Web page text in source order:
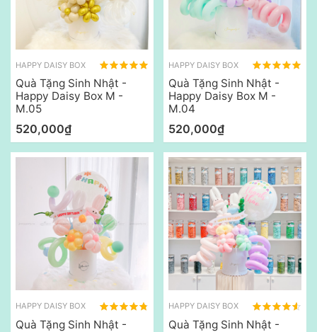
HAPPY DAISY BOX
Quà Tặng Sinh Nhật -
Happy Daisy Box M -
M.05
520,000₫
HAPPY DAISY BOX
Quà Tặng Sinh Nhật -
Happy Daisy Box M -
M.04
520,000₫
HAPPY DAISY BOX
Quà Tặng Sinh Nhật -
HAPPY DAISY BOX
Quà Tặng Sinh Nhật -